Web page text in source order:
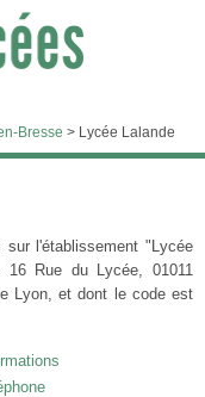
Bresse > Lycée Lalande
l'établissement "Lycée
Rue du Lycée, 01011
Lyon, et dont le code est